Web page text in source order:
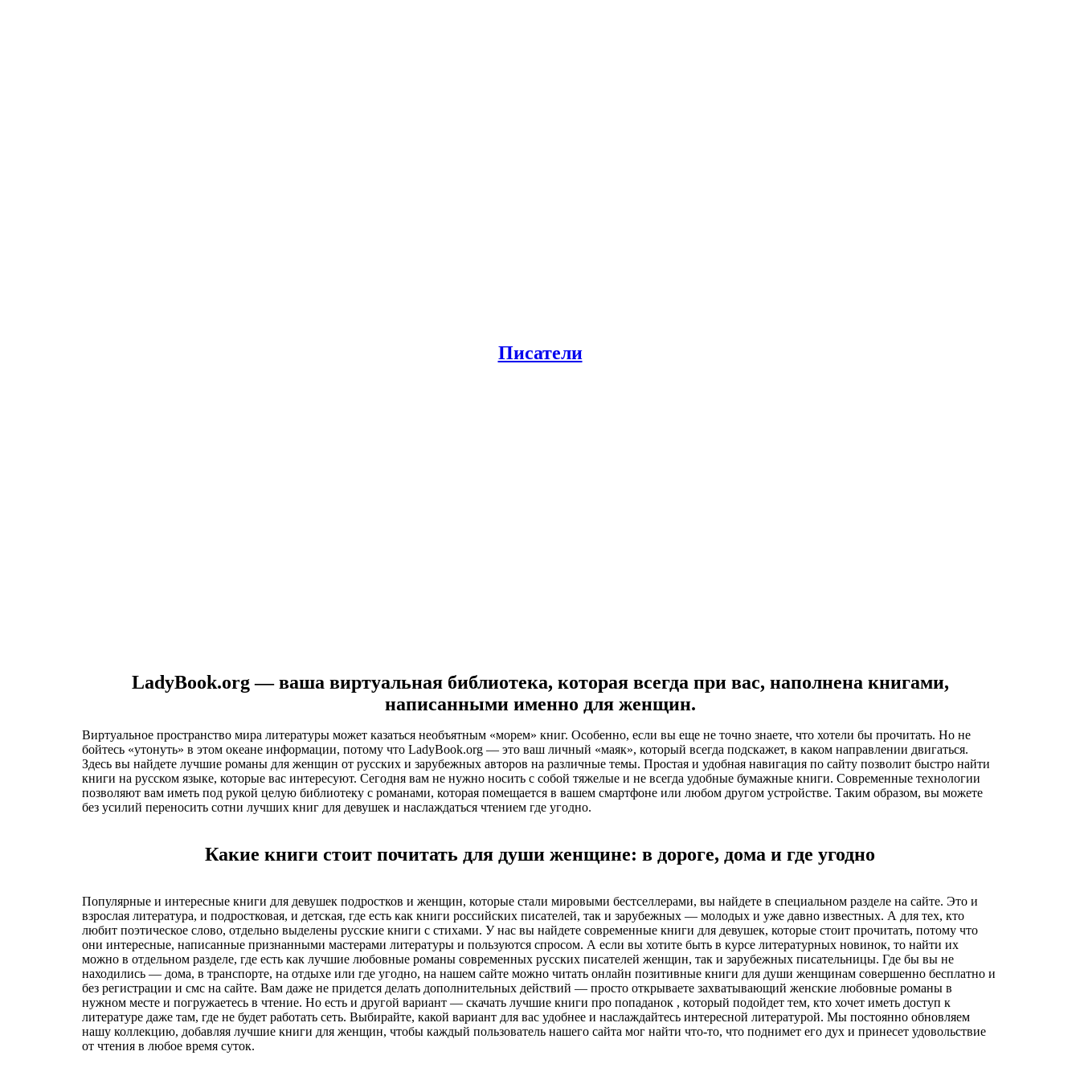
Писатели
LadyBook.org — ваша виртуальная библиотека, которая всегда при вас, наполнена книгами,
написанными именно для женщин.
Виртуальное пространство мира литературы может казаться необъятным «морем» книг. Особенно, если вы еще не точно знаете, что хотели бы прочитать. Но не
бойтесь «утонуть» в этом океане информации, потому что LadyBook.org — это ваш личный «маяк», который всегда подскажет, в каком направлении двигаться.
Здесь вы найдете лучшие романы для женщин от русских и зарубежных авторов на различные темы. Простая и удобная навигация по сайту позволит быстро найти
книги на русском языке, которые вас интересуют. Сегодня вам не нужно носить с собой тяжелые и не всегда удобные бумажные книги. Современные технологии
позволяют вам иметь под рукой целую библиотеку с романами, которая помещается в вашем смартфоне или любом другом устройстве. Таким образом, вы можете
без усилий переносить сотни лучших книг для девушек и наслаждаться чтением где угодно.
Какие книги стоит почитать для души женщине: в дороге, дома и где угодно
Популярные и интересные книги для девушек подростков и женщин, которые стали мировыми бестселлерами, вы найдете в специальном разделе на сайте. Это и
взрослая литература, и подростковая, и детская, где есть как книги российских писателей, так и зарубежных — молодых и уже давно известных. А для тех, кто
любит поэтическое слово, отдельно выделены русские книги с стихами. У нас вы найдете современные книги для девушек, которые стоит прочитать, потому что
они интересные, написанные признанными мастерами литературы и пользуются спросом. А если вы хотите быть в курсе литературных новинок, то найти их
можно в отдельном разделе, где есть как лучшие любовные романы современных русских писателей женщин, так и зарубежных писательницы. Где бы вы не
находились — дома, в транспорте, на отдыхе или где угодно, на нашем сайте можно читать онлайн позитивные книги для души женщинам совершенно бесплатно и
без регистрации и смс на сайте. Вам даже не придется делать дополнительных действий — просто открываете захватывающий женские любовные романы в
нужном месте и погружаетесь в чтение. Но есть и другой вариант — скачать лучшие книги про попаданок , который подойдет тем, кто хочет иметь доступ к
литературе даже там, где не будет работать сеть. Выбирайте, какой вариант для вас удобнее и наслаждайтесь интересной литературой. Мы постоянно обновляем
нашу коллекцию, добавляя лучшие книги для женщин, чтобы каждый пользователь нашего сайта мог найти что-то, что поднимет его дух и принесет удовольствие
от чтения в любое время суток.